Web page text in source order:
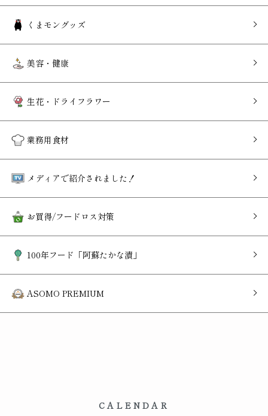
くまモングッズ
美容・健康
生花・ドライフラワー
業務用食材
メディアで紹介されました！
お買得/フードロス対策
100年フード「阿蘇たかな漬」
ASOMO PREMIUM
CALENDAR